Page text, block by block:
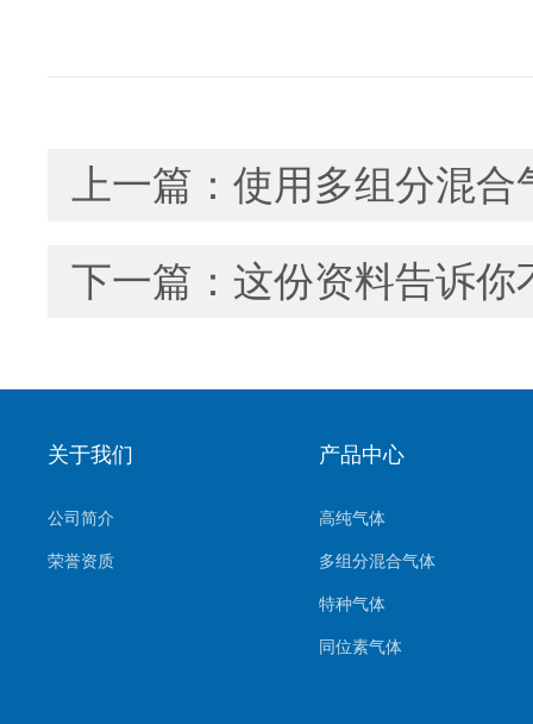
上一篇： 使用多组分混合
下一篇： 这份资料告诉你
关于我们
公司简介
荣誉资质
产品中心
高纯气体
多组分混合气体
特种气体
同位素气体